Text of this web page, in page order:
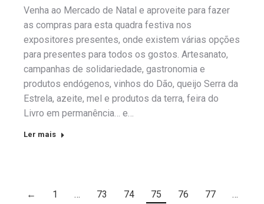
Venha ao Mercado de Natal e aproveite para fazer
as compras para esta quadra festiva nos
expositores presentes, onde existem várias opções
para presentes para todos os gostos. Artesanato,
campanhas de solidariedade, gastronomia e
produtos endógenos, vinhos do Dão, queijo Serra da
Estrela, azeite, mel e produtos da terra, feira do
Livro em permanência… e…
Ler mais
← 1 … 73 74 75 76 77
…